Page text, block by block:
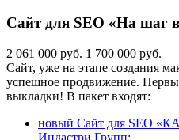
Сайт для SEO «На шаг
2 061 000 руб. 1 700 000 руб.
Сайт, уже на этапе создания
успешное продвижение.
выкладки! В пакет входят:
новый Сайт для SEO
Индастри Групп;